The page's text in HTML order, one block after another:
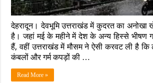
देहरादून। देवभूमि उत्तराखंड में कुदरत का अनोखा
है। जहां मई के महीने में देश के अन्य हिस्से भीषण
हैं, वहीं उत्तराखंड में मौसम ने ऐसी करवट ली है कि
कंबलों और गर्म कपड़ों की …
Read More »